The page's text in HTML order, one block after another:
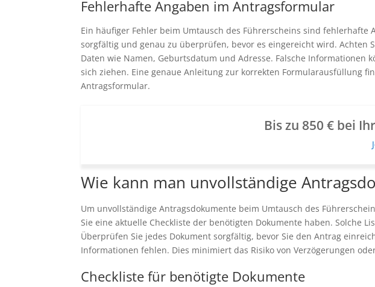
Fehlerhafte Angaben im Antragsformular
Ein häufiger Fehler beim Umtausch des Führerscheins sind
sorgfältig und genau zu überprüfen, bevor es eingereicht wird. Achten
Daten wie Namen, Geburtsdatum und Adresse. Falsche
sich ziehen. Eine genaue Anleitung zur korrekten Formularausfüllung
Antragsformular.
Bis zu 850 € bei
Wie kann man unvollständige
Um unvollständige Antragsdokumente beim Umtausch des
Sie eine aktuelle Checkliste der benötigten Dokumente haben. Solche
Überprüfen Sie jedes Dokument sorgfältig, bevor Sie den Antrag
Informationen fehlen. Dies minimiert das Risiko von Verzögerungen
Checkliste für benötigte Dokumente